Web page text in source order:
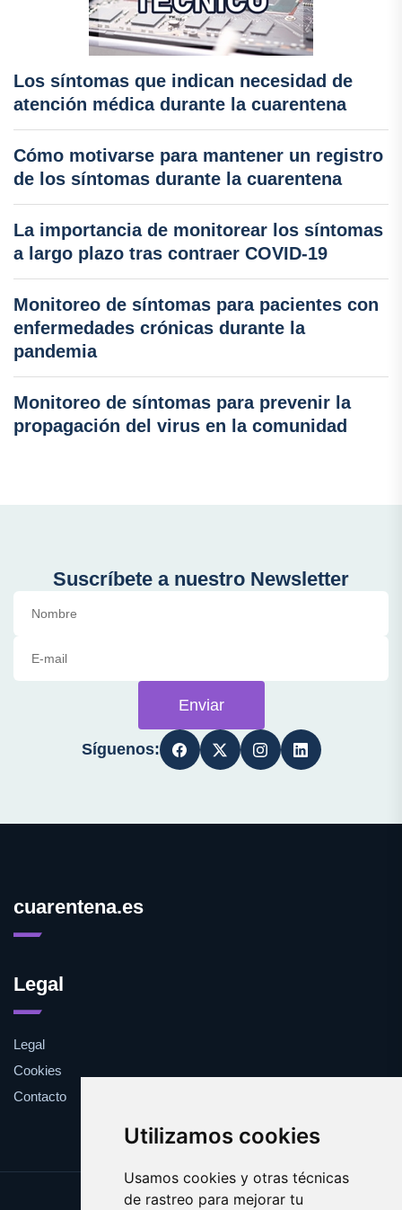
Utilizamos cookies
Usamos cookies y otras técnicas
de rastreo para mejorar tu
Los síntomas que indican necesidad de
atención médica durante la cuarentena
Cómo motivarse para mantener un registro
de los síntomas durante la cuarentena
La importancia de monitorear los síntomas
a largo plazo tras contraer COVID-19
Monitoreo de síntomas para pacientes con
enfermedades crónicas durante la
pandemia
Monitoreo de síntomas para prevenir la
propagación del virus en la comunidad
Suscríbete a nuestro Newsletter
Enviar
Síguenos:
cuarentena.es
Legal
Legal
Cookies
Contacto
Update cookies preferences